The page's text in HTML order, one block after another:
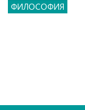
ФИЛОСОФИЯ